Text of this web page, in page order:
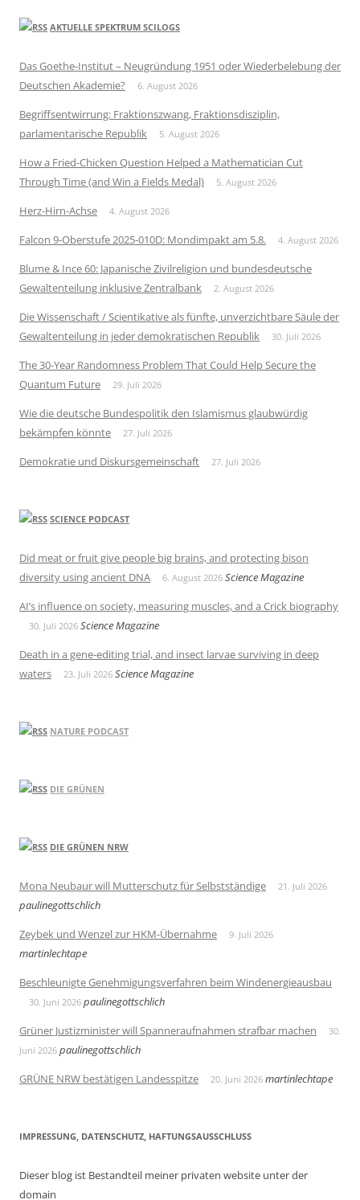
AKTUELLE SPEKTRUM SCILOGS
Das Goethe-Institut – Neugründung 1951 oder Wiederbelebung der
Deutschen Akademie?
6. August 2026
Begriffsentwirrung: Fraktionszwang, Fraktionsdisziplin,
parlamentarische Republik
5. August 2026
How a Fried-Chicken Question Helped a Mathematician Cut
Through Time (and Win a Fields Medal)
5. August 2026
Herz-Hirn-Achse 4. August 2026
Falcon 9-Oberstufe 2025-010D: Mondimpakt am 5.8. 4. August 2026
Blume & Ince 60: Japanische Zivilreligion und bundesdeutsche
Gewaltenteilung inklusive Zentralbank
2. August 2026
Die Wissenschaft / Scientikative als fünfte, unverzichtbare Säule der
Gewaltenteilung in jeder demokratischen Republik
30. Juli 2026
The 30-Year Randomness Problem That Could Help Secure the
Quantum Future
29. Juli 2026
Wie die deutsche Bundespolitik den Islamismus glaubwürdig
bekämpfen könnte
27. Juli 2026
Demokratie und Diskursgemeinschaft 27. Juli 2026
SCIENCE PODCAST
Did meat or fruit give people big brains, and protecting bison
diversity using ancient DNA
6. August 2026 Science Magazine
AI’s influence on society, measuring muscles, and a Crick biography
30. Juli 2026 Science Magazine
Death in a gene-editing trial, and insect larvae surviving in deep
waters
23. Juli 2026 Science Magazine
NATURE PODCAST
DIE GRÜNEN
DIE GRÜNEN NRW
Mona Neubaur will Mutterschutz für Selbstständige 21. Juli 2026
paulinegottschlich
Zeybek und Wenzel zur HKM-Übernahme
9. Juli 2026
martinlechtape
Beschleunigte Genehmigungsverfahren beim Windenergieausbau
30. Juni 2026 paulinegottschlich
Grüner Justizminister will Spanneraufnahmen strafbar machen
30.
Juni 2026 paulinegottschlich
GRÜNE NRW bestätigen Landesspitze
20. Juni 2026 martinlechtape
IMPRESSUNG, DATENSCHUTZ, HAFTUNGSAUSSCHLUSS
Dieser blog ist Bestandteil meiner privaten website unter der
domain